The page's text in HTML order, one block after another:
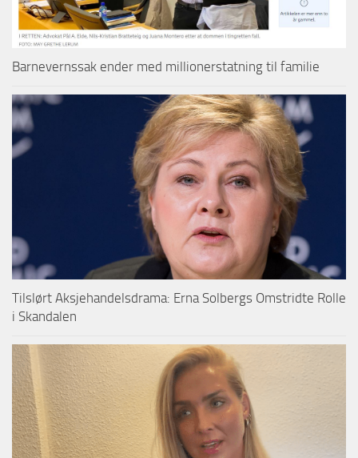
Barnevernssak ender med millionerstatning til familie
Tilslørt Aksjehandelsdrama: Erna Solbergs Omstridte Rolle
i Skandalen